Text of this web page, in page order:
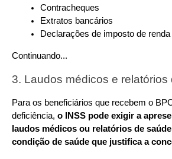
Contracheques
Extratos bancários
Declarações de imposto de renda
Continuando...
3. Laudos médicos e relatórios
Para os beneficiários que recebem o
deficiência, o INSS pode exigir a
laudos médicos ou relatórios de
condição de saúde que justifica a